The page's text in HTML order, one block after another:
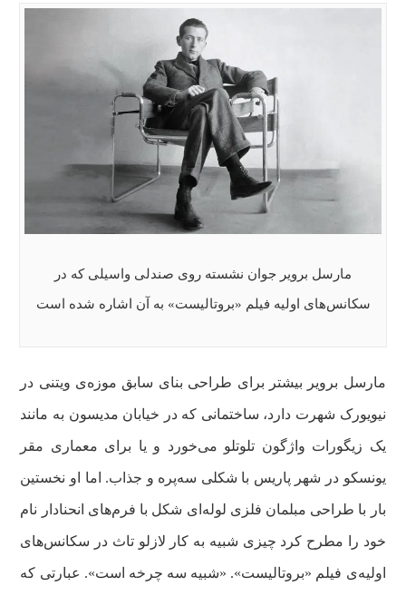
مارسل برویر جوان نشسته روی صندلی واسیلی که در
سکانس‌های اولیه فیلم «بروتالیست» به آن اشاره شده است
مارسل برویر بیشتر برای طراحی بنای سابق موزه‌ی ویتنی در
نیویورک شهرت دارد، ساختمانی که در خیابان مدیسون به مانند
یک زیگورات واژگون تلوتلو می‌خورد و یا برای معماری مقر
یونسکو در شهر پاریس با شکلی سه‌پره و جذاب. اما او نخستین
بار با طراحی مبلمان فلزی لوله‌ای شکل با فرم‌های انحنادار نام
خود را مطرح کرد چیزی شبیه به کار لازلو تاث در سکانس‌های
اولیه‌ی فیلم «بروتالیست». «شبیه سه چرخه است». عبارتی که